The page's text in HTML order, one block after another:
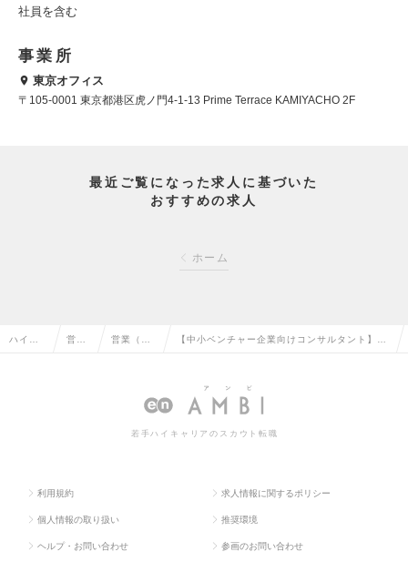
社員を含む
事業所
東京オフィス
〒105-0001 東京都港区虎ノ門4-1-13 Prime Terrace KAMIYACHO 2F
最近ご覧になった求人に基づいた
おすすめの求人
ホーム
ハイク 営業 営業（法 【中小ベンチャー企業向けコンサルタント】／
ース上場の求人情報
若手ハイキャリアのスカウト転職
利用規約 求人情報に関するポリシー
個人情報の取り扱い 推奨環境
ヘルプ・お問い合わせ 参画のお問い合わせ